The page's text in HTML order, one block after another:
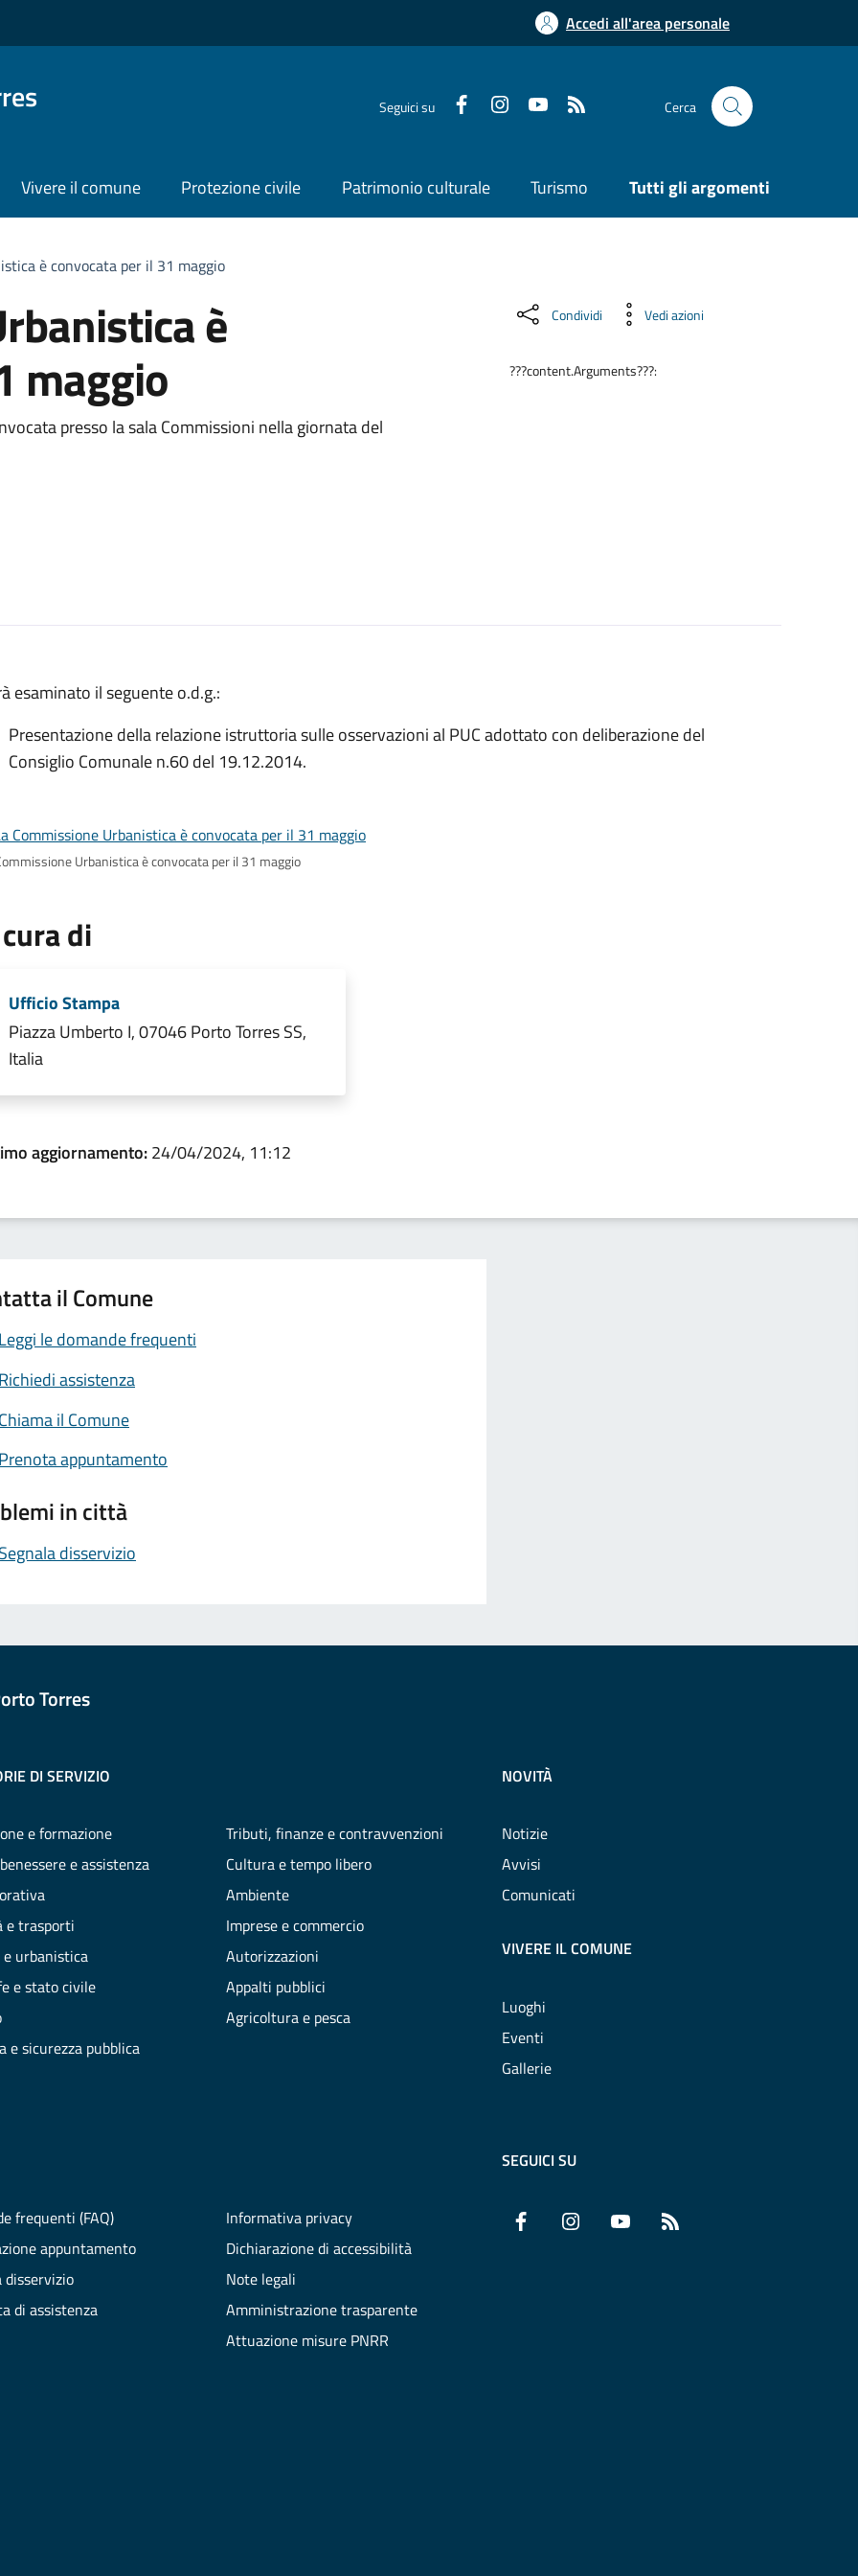
Accedi all'area personale
Seguici su Cerca
Vivere il comune Protezione civile Patrimonio culturale Turismo Tutti gli argomenti
è convocata per il 31 maggio
è
maggio
presso la sala Commissioni nella giornata del
Condividi Vedi azioni
???content.Arguments???:
esaminato il seguente o.d.g.:
Presentazione della relazione istruttoria sulle osservazioni al PUC adottato con deliberazione del
Consiglio Comunale n.60 del 19.12.2014.
Urbanistica è convocata per il 31 maggio
di
Ufficio Stampa
Piazza Umberto I, 07046 Porto Torres SS,
Italia
aggiornamento:24/04/2024, 11:12
il Comune
Leggi le domande frequenti
Richiedi assistenza
Chiama il Comune
Prenota appuntamento
in città
Segnala disservizio
Torres
DI SERVIZIO
e formazione
e assistenza
e trasporti
e urbanistica
e stato civile
e sicurezza pubblica
Tributi, finanze e contravvenzioni
Cultura e tempo libero
Ambiente
Imprese e commercio
Autorizzazioni
Appalti pubblici
Agricoltura e pesca
NOVITÀ
Notizie
Avvisi
Comunicati
VIVERE IL COMUNE
Luoghi
Eventi
Gallerie
frequenti (FAQ)
appuntamento
disservizio
di assistenza
Informativa privacy
Dichiarazione di accessibilità
Note legali
Amministrazione trasparente
Attuazione misure PNRR
SEGUICI SU
Facebook InstagramYouTube